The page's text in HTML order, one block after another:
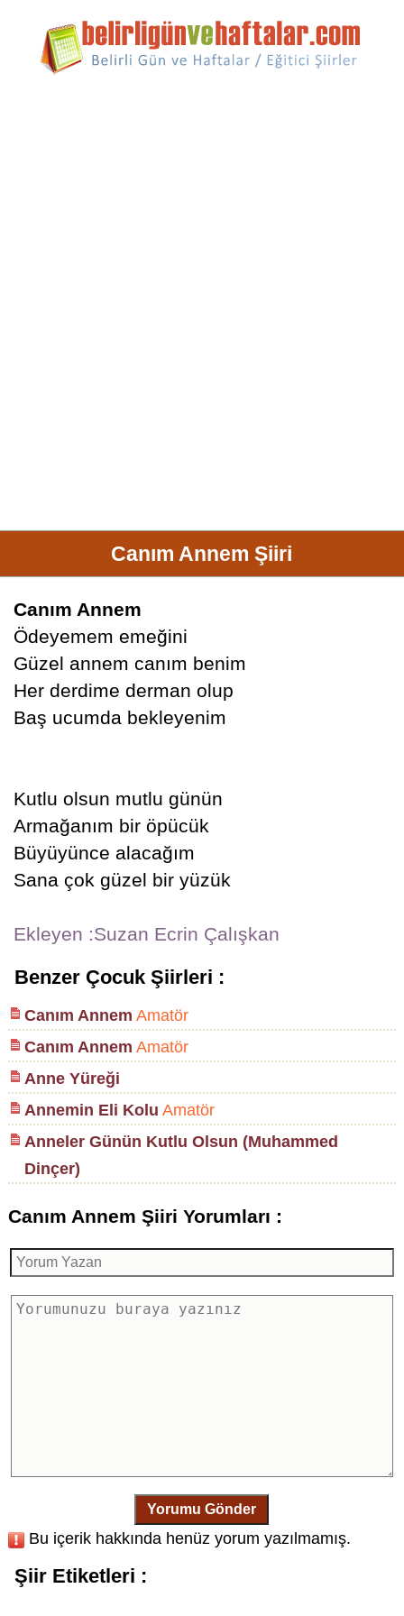
Canım Annem Şiiri
Canım Annem
Ödeyemem emeğini
Güzel annem canım benim
Her derdime derman olup
Baş ucumda bekleyenim
Kutlu olsun mutlu günün
Armağanım bir öpücük
Büyüyünce alacağım
Sana çok güzel bir yüzük
Ekleyen :Suzan Ecrin Çalışkan
Benzer Çocuk Şiirleri :
Canım Annem Amatör
Canım Annem Amatör
Anne Yüreği
Annemin Eli Kolu Amatör
Anneler Günün Kutlu Olsun (Muhammed
Dinçer)
Canım Annem Şiiri Yorumları :
Yorumu Gönder
Bu içerik hakkında henüz yorum yazılmamış.
Şiir Etiketleri :